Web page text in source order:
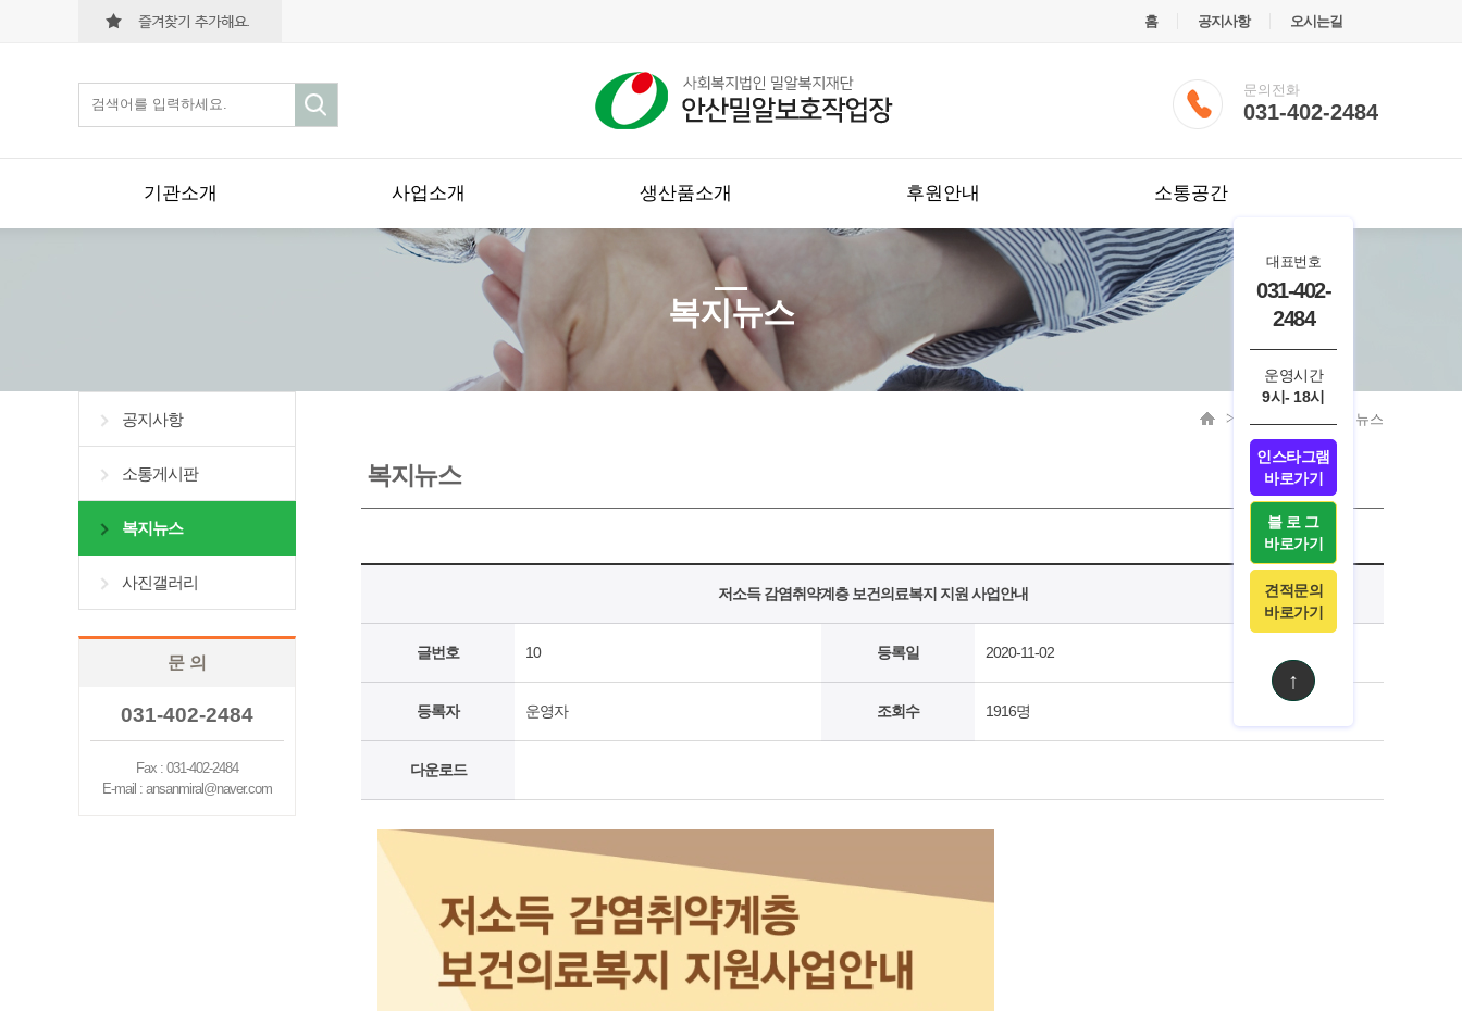
홈 공지사항 오시는길
문의전화
031-402-2484
기관소개 사업소개 생산품소개 후원안내 소통공간
복지뉴스
공지사항
소통게시판
복지뉴스
사진갤러리
문 의
031-402-2484
Fax : 031-402-2484
E-mail : ansanmiral@naver.com
복지뉴스
복지뉴스
저소득 감염취약계층 보건의료복지 지원 사업안내
글번호 10 등록일 2020-11-02
등록자 운영자 조회수 1916명
다운로드
대표번호
031-402-
2484
운영시간
9시- 18시
인스타그램
바로가기
블 로 그
바로가기
견적문의
바로가기
↑